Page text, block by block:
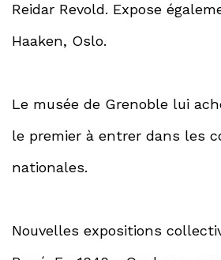
Reidar Revold. Expose
Haaken, Oslo.
Le musée de Grenoble lui
le premier à entrer dans les
nationales.
Nouvelles expositions